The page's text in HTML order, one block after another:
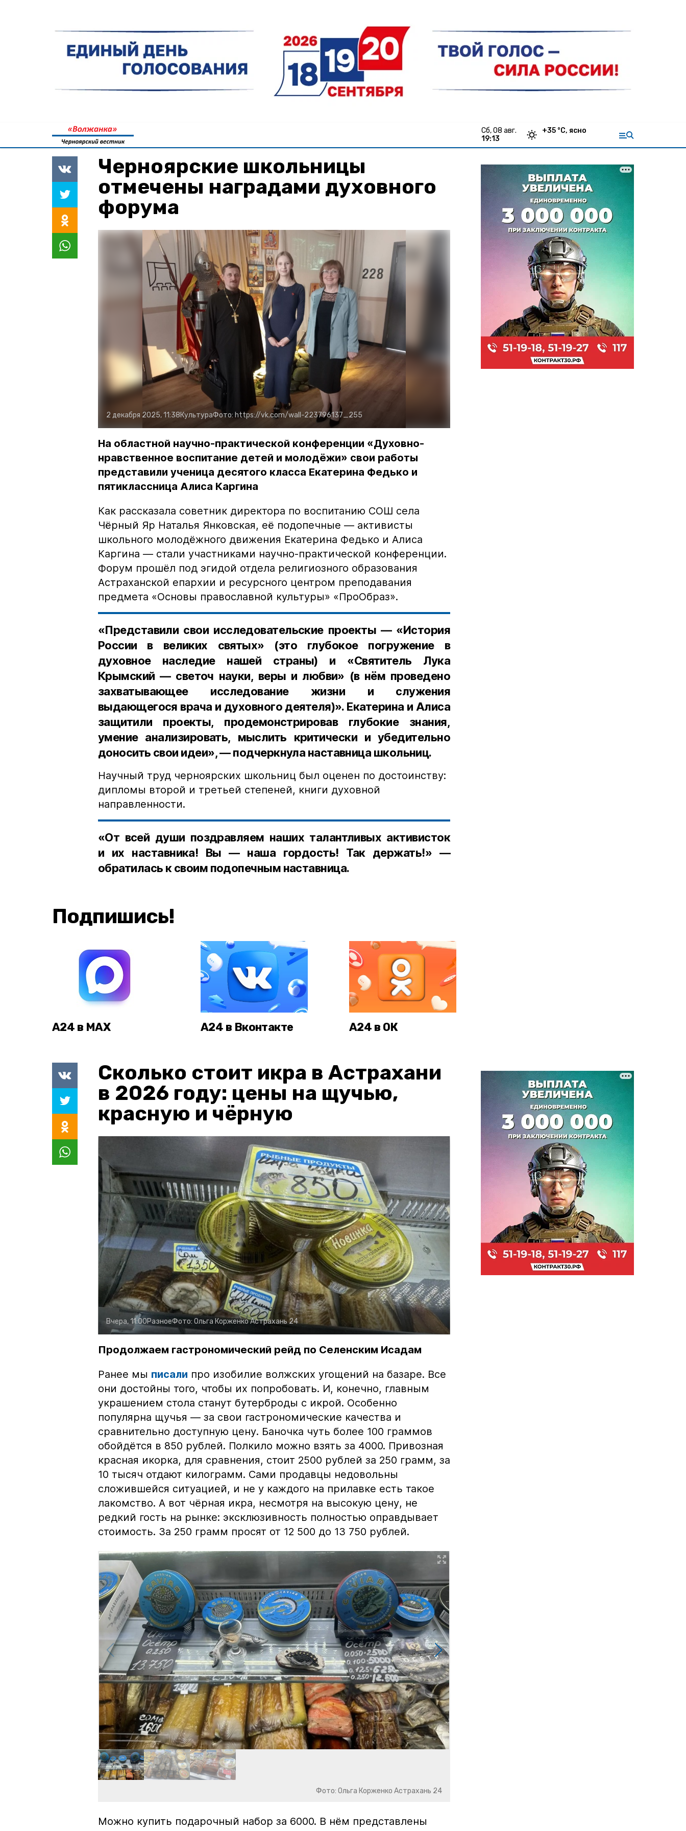
сб, 08 авг.
19:13
+35 °С, ясно
Черноярские школьницы
отмечены наградами духовного
форума
2 декабря 2025, 11:38КультураФото: https://vk.com/wall-223796137_255
На областной научно-практической конференции «Духовно-
нравственное воспитание детей и молодёжи» свои работы
представили ученица десятого класса Екатерина Федько и
пятиклассница Алиса Каргина
Как рассказала советник директора по воспитанию СОШ села
Чёрный Яр Наталья Янковская, её подопечные — активисты
школьного молодёжного движения Екатерина Федько и Алиса
Каргина — стали участниками научно-практической конференции.
Форум прошёл под эгидой отдела религиозного образования
Астраханской епархии и ресурсного центром преподавания
предмета «Основы православной культуры» «ПроОбраз».
«Представили свои исследовательские проекты — «История
России в великих святых» (это глубокое погружение в
духовное наследие нашей страны) и «Святитель Лука
Крымский — светоч науки, веры и любви» (в нём проведено
захватывающее исследование жизни и служения
выдающегося врача и духовного деятеля)». Екатерина и Алиса
защитили проекты, продемонстрировав глубокие знания,
умение анализировать, мыслить критически и убедительно
доносить свои идеи», — подчеркнула наставница школьниц.
Научный труд черноярских школьниц был оценен по достоинству:
дипломы второй и третьей степеней, книги духовной
направленности.
«От всей души поздравляем наших талантливых активисток
и их наставника! Вы — наша гордость! Так держать!» —
обратилась к своим подопечным наставница.
Подпишись!
А24 в MAX А24 в Вконтакте А24 в ОК
Сколько стоит икра в Астрахани
в 2026 году: цены на щучью,
красную и чёрную
Вчера, 11:00РазноеФото: Ольга КорженкоАстрахань 24
Продолжаем гастрономический рейд по Селенским Исадам
Ранее мы писали про изобилие волжских угощений на базаре. Все
они достойны того, чтобы их попробовать. И, конечно, главным
украшением стола станут бутерброды с икрой. Особенно
популярна щучья — за свои гастрономические качества и
сравнительно доступную цену. Баночка чуть более 100 граммов
обойдётся в 850 рублей. Полкило можно взять за 4000. Привозная
красная икорка, для сравнения, стоит 2500 рублей за 250 грамм, за
10 тысяч отдают килограмм. Сами продавцы недовольны
сложившейся ситуацией, и не у каждого на прилавке есть такое
лакомство. А вот чёрная икра, несмотря на высокую цену, не
редкий гость на рынке: эксклюзивность полностью оправдывает
стоимость. За 250 грамм просят от 12 500 до 13 750 рублей.
Фото: Ольга Корженко Астрахань 24
Можно купить подарочный набор за 6000. В нём представлены